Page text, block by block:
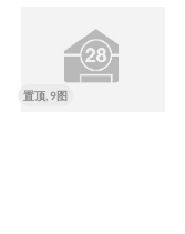
置顶, 9图